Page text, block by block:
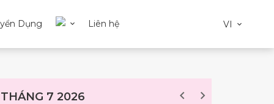
Dụng Liên hệ VI
THÁNG 7 2026